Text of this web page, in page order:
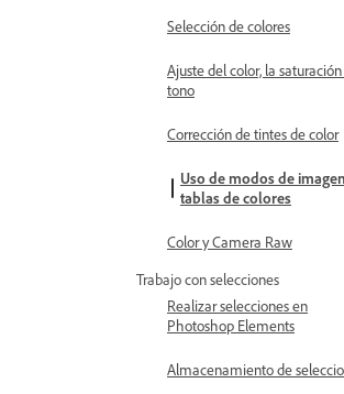
Selección de colores
Ajuste del color, la
tono
Corrección de tintes de color
Uso de modos de
tablas de colores
Color y Camera Raw
Trabajo con selecciones
Realizar selecciones en
Photoshop Elements
Almacenamiento de